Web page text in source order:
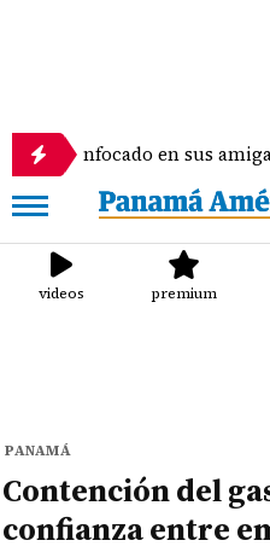
en sus amigas
videos premium
PANAMÁ
Contención del
confianza entre